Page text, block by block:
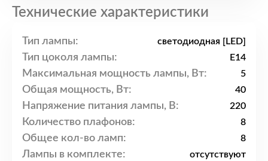
Технические характеристики
Тип лампы: светодиодная [LED]
Тип цоколя лампы: E14
Максимальная мощность лампы, Вт: 5
Общая мощность, Вт: 40
Напряжение питания лампы, В: 220
Количество плафонов: 8
Общее кол-во ламп: 8
Лампы в комплекте: отсутствуют